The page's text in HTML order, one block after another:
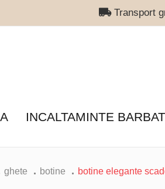
Transport
INCALTAMINTE
ghete botine botine elegante